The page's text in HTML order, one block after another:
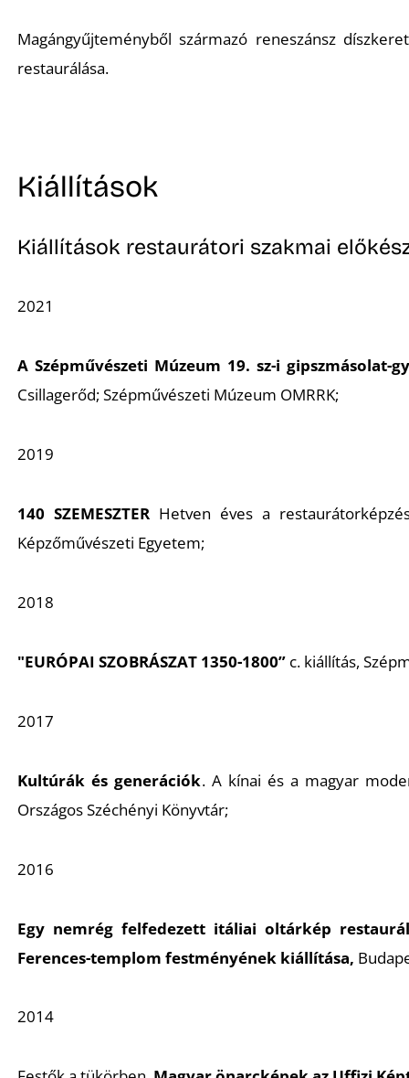
Magángyűjteményből származó reneszánsz
restaurálása.
Kiállítások
Kiállítások restaurátori szakmai
2021
A Szépművészeti Múzeum 19. sz-i gipszmásolat-
Csillagerőd; Szépművészeti Múzeum OMRRK;
2019
140 SZEMESZTER Hetven éves a
Képzőművészeti Egyetem;
2018
"EURÓPAI SZOBRÁSZAT 1350-1800” c. kiállítás,
2017
Kultúrák és generációk. A kínai és a magyar
Országos Széchényi Könyvtár;
2016
Egy nemrég felfedezett itáliai oltárkép
Ferences-templom festményének kiállítása,
2014